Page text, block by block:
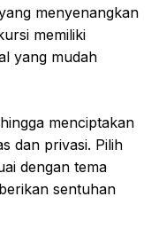
menyenangkan
memiliki
yang mudah
menciptakan
dan privasi. Pilih
dengan tema
sentuhan